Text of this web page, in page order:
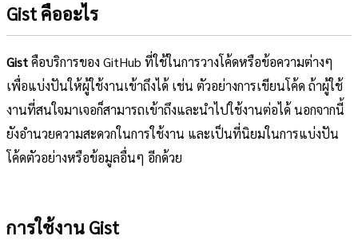
Gist คืออะไร
Gistคือบริการของ GitHub ที่ใช้ในการวางโค้ดหรือข้อความต่างๆ
เพื่อแบ่งปันให้ผู้ใช้งานเข้าถึงได้ เช่น ตัวอย่างการเขียนโค้ด ถ้าผู้ใช้
งานที่สนใจมาเจอก็สามารถเข้าถึงและนำไปใช้งานต่อได้ นอกจากนี้
ยังอำนวยความสะดวกในการใช้งาน และเป็นที่นิยมในการแบ่งปัน
โค้ดตัวอย่างหรือข้อมูลอื่นๆ อีกด้วย
การใช้งาน Gist